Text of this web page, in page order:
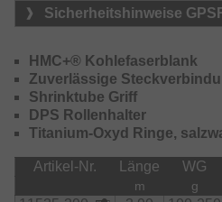
Bisse bei schlechten
sehr gut an.
Ausgestattet mit Titanium-Oxyd
DPS-Schraubrollenhalter.
Sicherheitshinweise
HMC+® Kohlefaserblank
Zuverlässige
Shrinktube Griff
DPS Rollenhalter
Titanium-Oxyd Ringe,
Artikel-Nr. Länge WG
m g